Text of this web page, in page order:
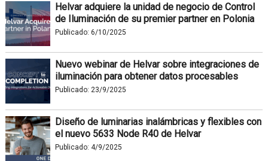
Helvar adquiere la unidad de negocio de Control
de Iluminación de su premier partner en Polonia
Publicado: 6/10/2025
Nuevo webinar de Helvar sobre integraciones de
iluminación para obtener datos procesables
Publicado: 23/9/2025
Diseño de luminarias inalámbricas y flexibles con
el nuevo 5633 Node R40 de Helvar
Publicado: 4/9/2025